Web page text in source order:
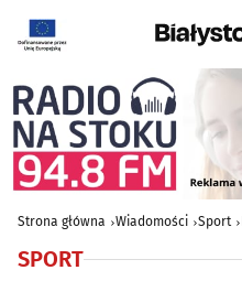
Strona główna Wiadomości Sport
SPORT